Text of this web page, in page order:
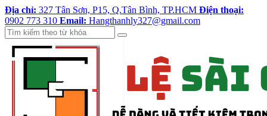
Địa chỉ: 327 Tân Sơn, P15, Q.Tân Bình, TP.HCM Điện thoại:
0902 773 310 Email: Hangthanhly327@gmail.com